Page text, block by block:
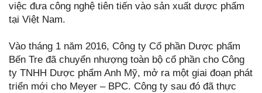
việc đưa công nghệ tiên tiến vào sản xuất dược phẩm
tại Việt Nam.
Vào tháng 1 năm 2016, Công ty Cổ phần Dược phẩm
Bến Tre đã chuyển nhượng toàn bộ cổ phần cho Công
ty TNHH Dược phẩm Anh Mỹ, mở ra một giai đoạn phát
triển mới cho Meyer – BPC. Công ty sau đó đã thực